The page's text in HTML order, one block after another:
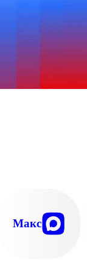
Макс